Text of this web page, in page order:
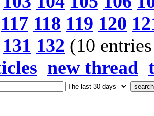
117 118 119 120
131 132 (10
new thread